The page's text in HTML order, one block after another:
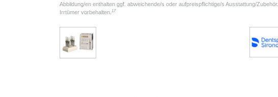
Abbildung/en enthalten ggf. abweichende/s oder aufpreispflichtige/s Ausstattung/Zubehör.
Irrtümer vorbehalten. 17